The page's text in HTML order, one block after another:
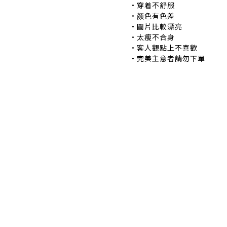
•穿着不舒服 •
•颜色有色差 •
•圖片比較漂亮
•太瘦不合身 •不
•客人觀點上不喜歡
•完美主意者請勿下單